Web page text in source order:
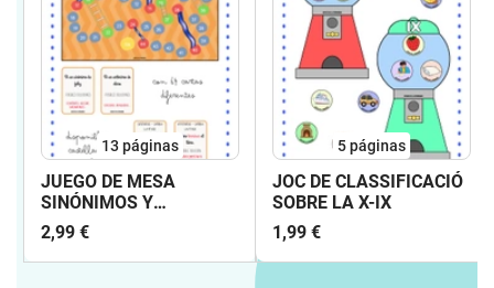
13 páginas
JUEGO DE MESA
SINÓNIMOS Y
ANTÓNIMOS
2,99 €
5páginas
JOC DE CLASSIFICACIÓ
SOBRE LA X-IX
1,99 €